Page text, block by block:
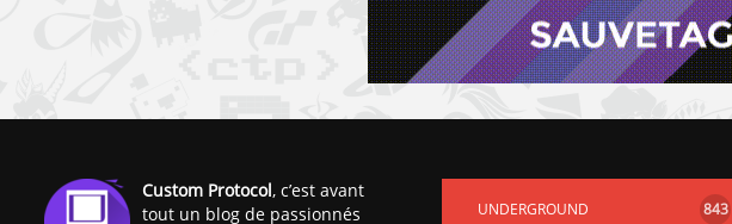
Custom Protocol, c’est avant
tout un blog de passionnés
UNDERGROUND 843